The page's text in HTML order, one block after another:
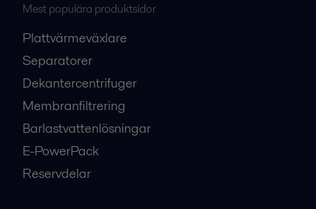
Mest populära produktsidor
Plattvärmeväxlare
Separatorer
Dekantercentrifuger
Membranfiltrering
Barlastvattenlösningar
E-PowerPack
Reservdelar